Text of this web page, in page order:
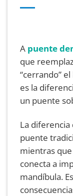
A puente
que
“cerrando”
es la
un puente
La diferencia
puente
mientras
conecta a
mandíbula.